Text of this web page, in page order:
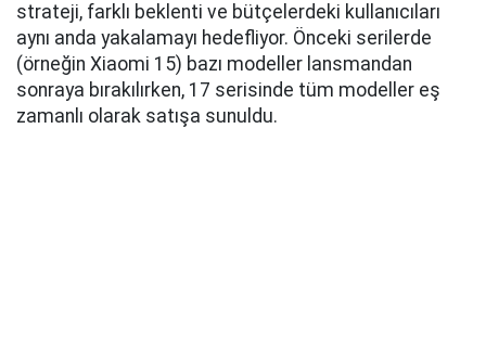
strateji, farklı beklenti ve bütçelerdeki kullanıcıları
aynı anda yakalamayı hedefliyor. Önceki serilerde
(örneğin Xiaomi 15) bazı modeller lansmandan
sonraya bırakılırken, 17 serisinde tüm modeller eş
zamanlı olarak satışa sunuldu.